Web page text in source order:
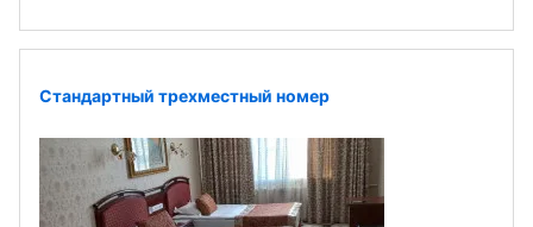
Стандартный трехместный номер